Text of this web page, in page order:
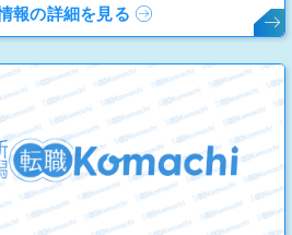
報の詳細を見る